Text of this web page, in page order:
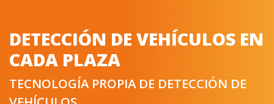
CADA PLAZA
TECNOLOGÍA PROPIA DE DETECCIÓN DE
VEHÍCULOS